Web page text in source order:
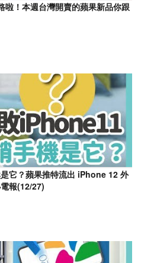
啦！本週台灣開賣的蘋果新品你跟
它？蘋果推特流出 iPhone 12 外
報(12/27)